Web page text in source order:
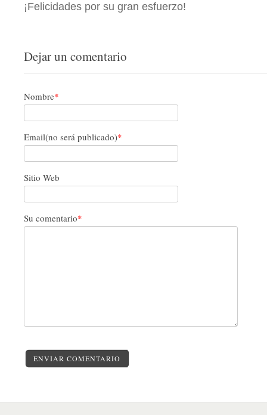
¡Felicidades por su gran esfuerzo!
Dejar un comentario
Nombre*
Email(no será publicado)*
Sitio Web
Su comentario*
ENVIAR COMENTARIO